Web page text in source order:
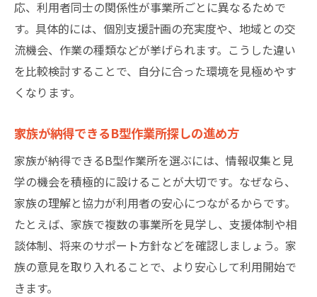
応、利用者同士の関係性が事業所ごとに異なるためで
す。具体的には、個別支援計画の充実度や、地域との交
流機会、作業の種類などが挙げられます。こうした違い
を比較検討することで、自分に合った環境を見極めやす
くなります。
家族が納得できるB型作業所探しの進め方
家族が納得できるB型作業所を選ぶには、情報収集と見
学の機会を積極的に設けることが大切です。なぜなら、
家族の理解と協力が利用者の安心につながるからです。
たとえば、家族で複数の事業所を見学し、支援体制や相
談体制、将来のサポート方針などを確認しましょう。家
族の意見を取り入れることで、より安心して利用開始で
きます。